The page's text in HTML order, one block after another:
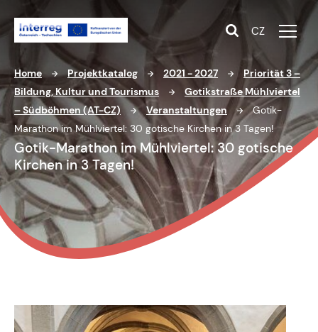
CZ
Home Projektkatalog 2021 - 2027
Priorität 3 –
Bildung, Kultur und Tourismus
Gotikstraße Mühlviertel
– Südböhmen (AT-CZ)
Veranstaltungen
Gotik-
Marathon im Mühlviertel: 30 gotische Kirchen in 3 Tagen!
Gotik-Marathon im Mühlviertel: 30 gotische
Kirchen in 3 Tagen!